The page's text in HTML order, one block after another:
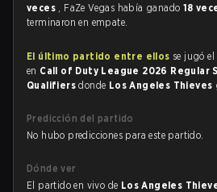
veces , FaZe Vegas había ganado 18
terminaron en empate.
El último partido entre ellos se jugó
en Call of Duty League 2026 Regular
Qualifiersdonde Los Angeles Thieves
Predicción del partido
No hubo predicciones para este partido.
Dónde ver
El partido en vivo de Los Angeles